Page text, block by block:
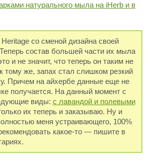
натурального мыла на iHerb и в
со сменой дизайна своей
состав большей части их мыла
и не значит, что теперь он таким не
тому же, запах стал слишком резкий
Причем на айхербе данные еще не
получается. На данный момент с
виды: с лавандой и полевыми
их теперь и заказываю. Ну и
меня устраивающего, 100%
какое-то — пишите в